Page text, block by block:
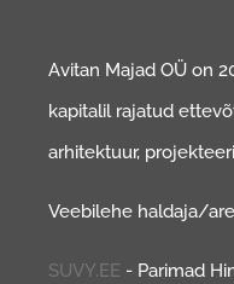
Avitan Majad OÜ on
kapitalil rajatud
arhitektuur,
Veebilehe haldaja/
SUVY.EE - Parimad